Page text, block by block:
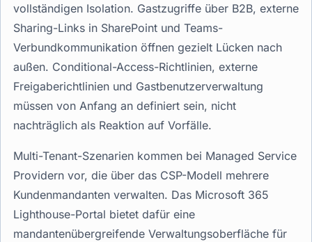
vollständigen Isolation. Gastzugriffe über B2B, externe
Sharing-Links in SharePoint und Teams-
Verbundkommunikation öffnen gezielt Lücken nach
außen. Conditional-Access-Richtlinien, externe
Freigaberichtlinien und Gastbenutzerverwaltung
müssen von Anfang an definiert sein, nicht
nachträglich als Reaktion auf Vorfälle.
Multi-Tenant-Szenarien kommen bei Managed Service
Providern vor, die über das CSP-Modell mehrere
Kundenmandanten verwalten. Das Microsoft 365
Lighthouse-Portal bietet dafür eine
mandantenübergreifende Verwaltungsoberfläche für